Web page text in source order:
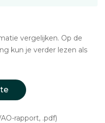
vergelijken. Op de
kun je verder lezen als
rapport, .pdf)